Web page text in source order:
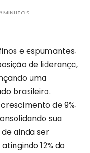
3MINUTOS
e espumantes,
de liderança,
uma
brasileiro.
de 9%,
sua
ainda ser
12% do